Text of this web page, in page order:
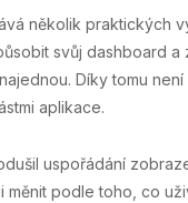
několik praktických
svůj dashboard a
Díky tomu
aplikace.
uspořádání
měnit podle toho, co